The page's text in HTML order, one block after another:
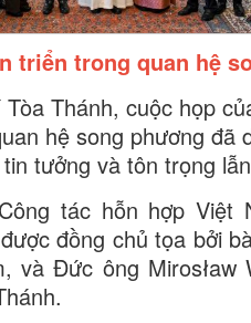
triển trong quan hệ
Thánh, cuộc họp
hệ song phương đã
tưởng và tôn trọng
tác hỗn hợp Việt
đồng chủ tọa bởi
và Đức ông Mirosław